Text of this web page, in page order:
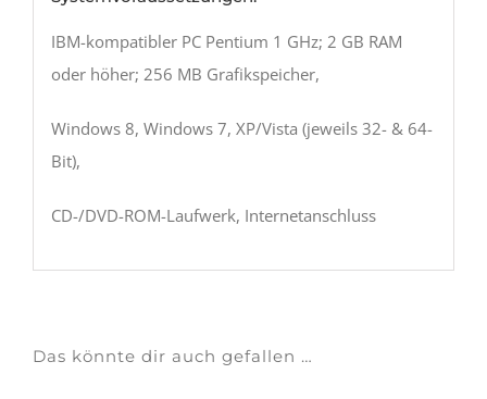
IBM-kompatibler PC Pentium 1 GHz; 2 GB RAM
oder höher; 256 MB Grafikspeicher,
Windows 8, Windows 7, XP/Vista (jeweils 32- & 64-
Bit),
CD-/DVD-ROM-Laufwerk, Internetanschluss
Das könnte dir auch gefallen …